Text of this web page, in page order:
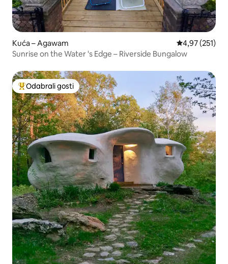
Kuća – Agawam Prosječna
4,97 (251)
Sunrise on the Water 's Edge – Riverside Bungalow
Među najviše rangiranima s oznakom „Odabrali gosti”
Odabrali gosti